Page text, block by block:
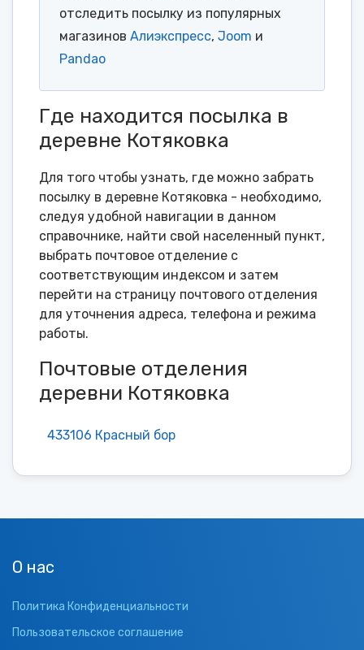
отследить посылку из популярных
магазинов Алиэкспресс, Joom и
Pandao
Где находится посылка в
деревне Котяковка
Для того чтобы узнать, где можно забрать
посылку в деревне Котяковка - необходимо,
следуя удобной навигации в данном
справочнике, найти свой населенный пункт,
выбрать почтовое отделение с
соответствующим индексом и затем
перейти на страницу почтового отделения
для уточнения адреса, телефона и режима
работы.
Почтовые отделения
деревни Котяковка
433106 Красный бор
О нас
Политика Конфиденциальности
Пользовательское соглашение